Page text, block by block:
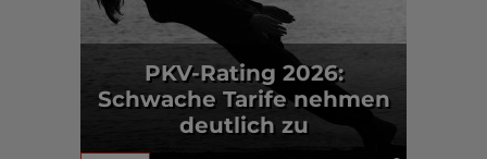
PKV-Rating 2026:
Schwache Tarife nehmen
deutlich zu